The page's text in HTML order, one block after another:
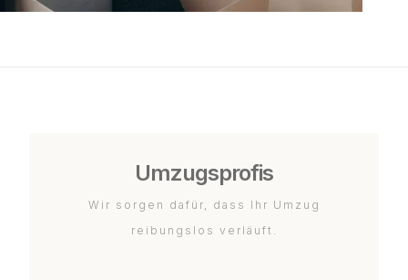
Umzugsprofis
Wir sorgen dafür, dass Ihr Umzug
reibungslos verläuft.